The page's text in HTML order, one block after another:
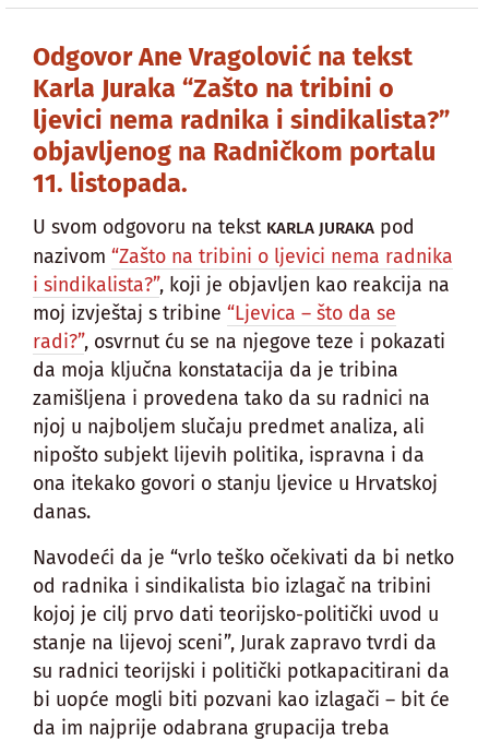
Odgovor Ane Vragolović na tekst
Karla Juraka “Zašto na tribini o
ljevici nema radnika i sindikalista?”
objavljenog na Radničkom portalu
11. listopada.
U svom odgovoru na tekst KARLA JURAKA pod
nazivom “Zašto na tribini o ljevici nema radnika
i sindikalista?”, koji je objavljen kao reakcija na
moj izvještaj s tribine “Ljevica – što da se
radi?”, osvrnut ću se na njegove teze i pokazati
da moja ključna konstatacija da je tribina
zamišljena i provedena tako da su radnici na
njoj u najboljem slučaju predmet analiza, ali
nipošto subjekt lijevih politika, ispravna i da
ona itekako govori o stanju ljevice u Hrvatskoj
danas.
Navodeći da je “vrlo teško očekivati da bi netko
od radnika i sindikalista bio izlagač na tribini
kojoj je cilj prvo dati teorijsko-politički uvod u
stanje na lijevoj sceni”, Jurak zapravo tvrdi da
su radnici teorijski i politički potkapacitirani da
bi uopće mogli biti pozvani kao izlagači – bit će
da im najprije odabrana grupacija treba